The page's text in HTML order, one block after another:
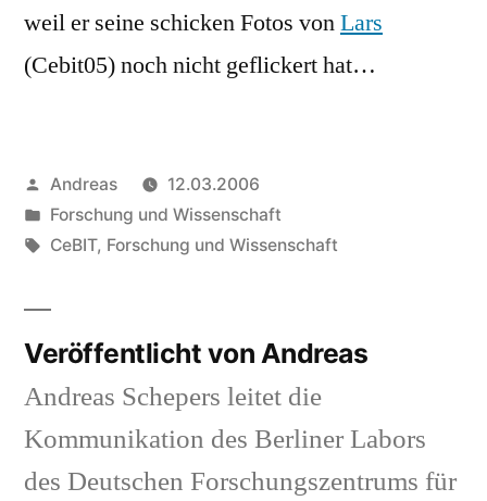
weil er seine schicken Fotos vonLars
(Cebit05) noch nicht geflickert hat…
Veröffentlicht
von
Andreas
12.03.2006
Veröffentlicht
in
Forschung und Wissenschaft
Schlagwörter:
CeBIT, Forschung und Wissenschaft
Veröffentlicht von Andreas
Andreas Schepers leitet die
Kommunikation des Berliner Labors
des Deutschen Forschungszentrums für